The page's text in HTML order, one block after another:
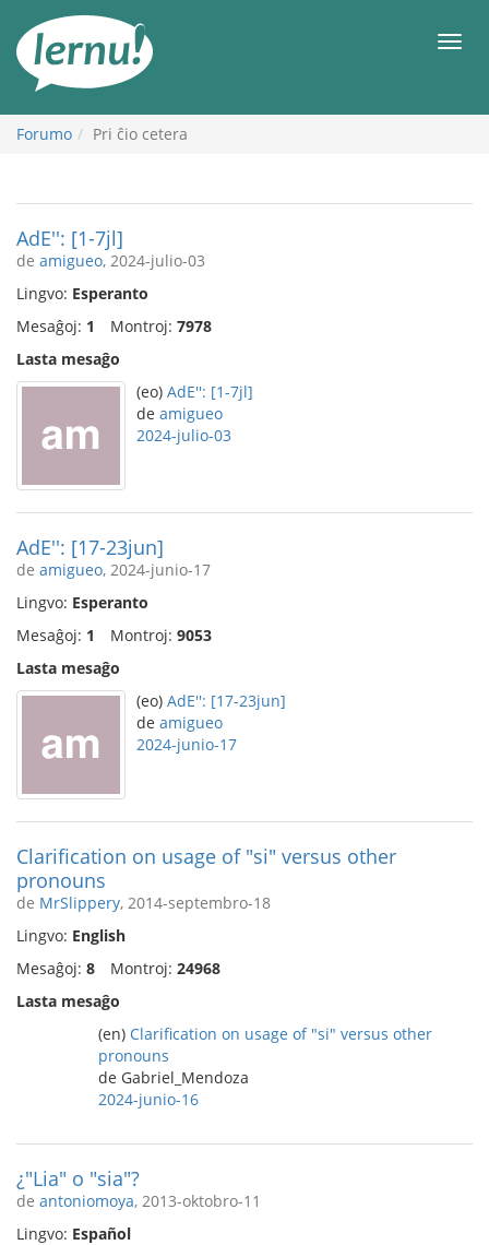
enhavo
Forumo Pri ĉio cetera
AdE'': [1-7jl]
de amigueo, 2024-julio-03
Lingvo: Esperanto
Mesaĝoj: 1 Montroj: 7978
Lasta mesaĝo
(eo) AdE'': [1-7jl]
de amigueo
2024-julio-03
AdE'': [17-23jun]
de amigueo, 2024-junio-17
Lingvo: Esperanto
Mesaĝoj: 1 Montroj: 9053
Lasta mesaĝo
(eo) AdE'': [17-23jun]
de amigueo
2024-junio-17
Clarification on usage of "si" versus other
pronouns
de MrSlippery, 2014-septembro-18
Lingvo: English
Mesaĝoj: 8 Montroj: 24968
Lasta mesaĝo
(en) Clarification on usage of "si" versus other
pronouns
de Gabriel_Mendoza
2024-junio-16
¿"Lia" o "sia"?
de antoniomoya, 2013-oktobro-11
Lingvo: Español